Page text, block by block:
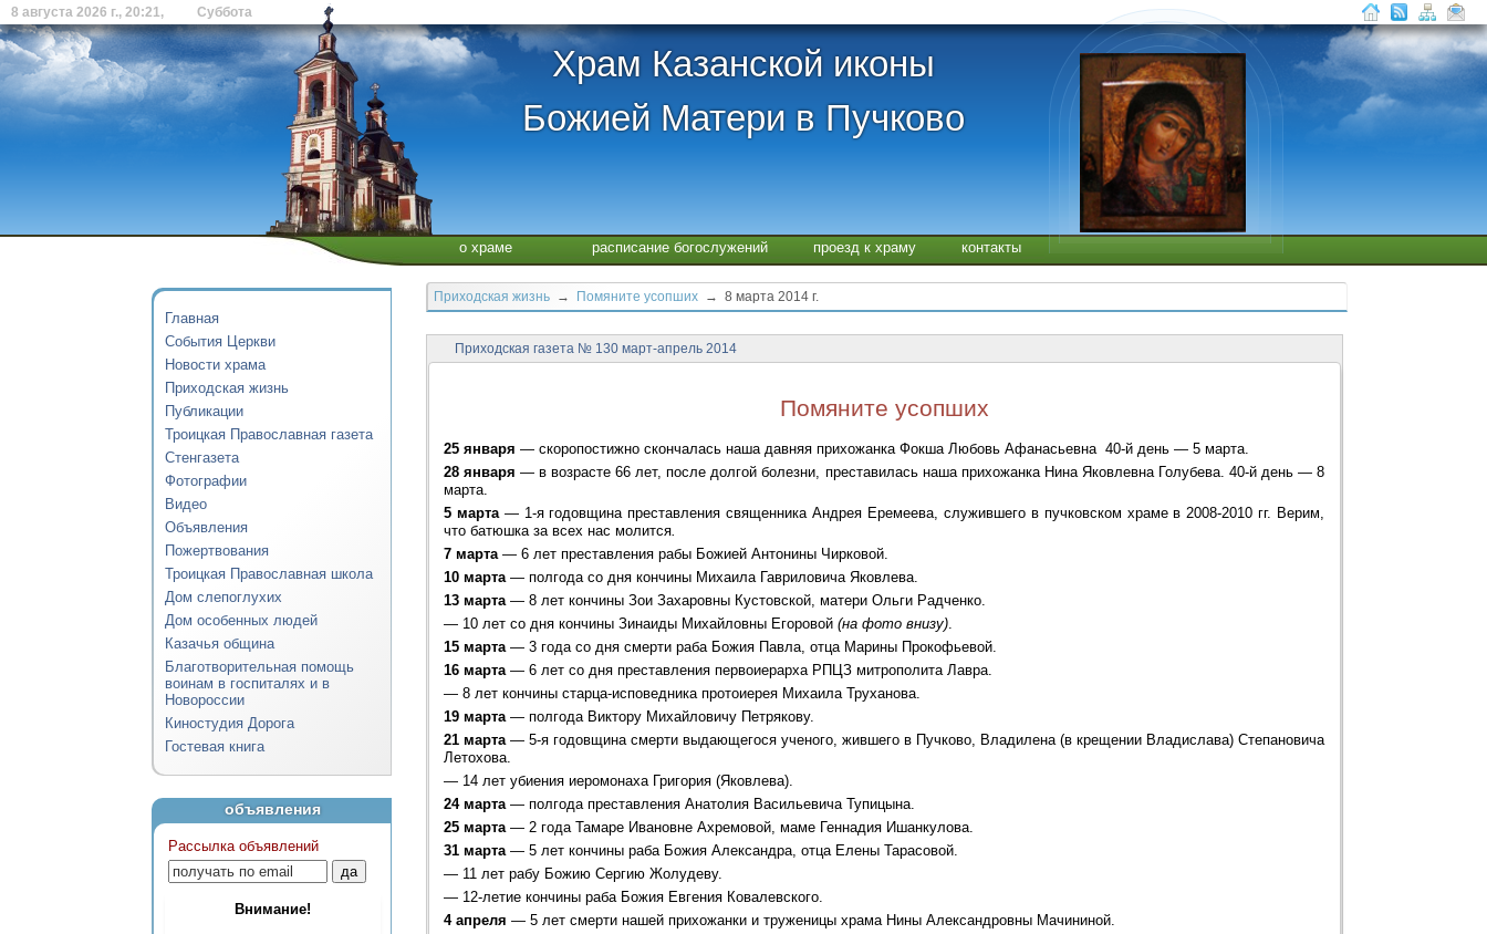
8 августа 2026 г., 20:21, Суббота
Храм Казанской иконы
Божией Матери в Пучково
о храме расписание богослужений проезд к храму контакты
Главная
События Церкви
Новости храма
Приходская жизнь
Публикации
Троицкая Православная газета
Стенгазета
Фотографии
Видео
Объявления
Пожертвования
Троицкая Православная школа
Дом слепоглухих
Дом особенных людей
Казачья община
Благотворительная помощь
воинам в госпиталях и в
Новороссии
Киностудия Дорога
Гостевая книга
объявления
Рассылка объявлений
Внимание!
Приходская жизнь→ Помяните усопших→ 8 марта 2014 г.
Приходская газета № 130 март-апрель 2014
Помяните усопших
25 января — скоропостижно скончалась наша давняя прихожанка Фокша Любовь Афанасьевна 40-й день — 5 марта.
28 января — в возрасте 66 лет, после долгой болезни, преставилась наша прихожанка Нина Яковлевна Голубева. 40-й день — 8
марта.
5 марта— 1-я годовщина преставления священника Андрея Еремеева, служившего в пучковском храме в 2008-2010 гг. Верим,
что батюшка за всех нас молится.
7 марта— 6 лет преставления рабы Божией Антонины Чирковой.
10 марта— полгода со дня кончины Михаила Гавриловича Яковлева.
13 марта— 8 лет кончины Зои Захаровны Кустовской, матери Ольги Радченко.
— 10 лет со дня кончины Зинаиды Михайловны Егоровой (на фото внизу).
15 марта— 3 года со дня смерти раба Божия Павла, отца Марины Прокофьевой.
16 марта— 6 лет со дня преставления первоиерарха РПЦЗ митрополита Лавра.
— 8 лет кончины старца-исповедника протоиерея Михаила Труханова.
19 марта— полгода Виктору Михайловичу Петрякову.
21 марта— 5-я годовщина смерти выдающегося ученого, жившего в Пучково, Владилена (в крещении Владислава) Степановича
Летохова.
— 14 лет убиения иеромонаха Григория (Яковлева).
24 марта— полгода преставления Анатолия Васильевича Тупицына.
25 марта— 2 года Тамаре Ивановне Ахремовой, маме Геннадия Ишанкулова.
31 марта— 5 лет кончины раба Божия Александра, отца Елены Тарасовой.
— 11 лет рабу Божию Сергию Жолудеву.
— 12-летие кончины раба Божия Евгения Ковалевского.
4 апреля — 5 лет смерти нашей прихожанки и труженицы храма Нины Александровны Мачининой.